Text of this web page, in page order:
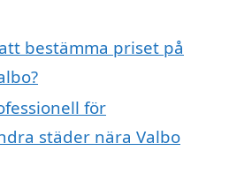
bestämma priset på
för
städer nära Valbo